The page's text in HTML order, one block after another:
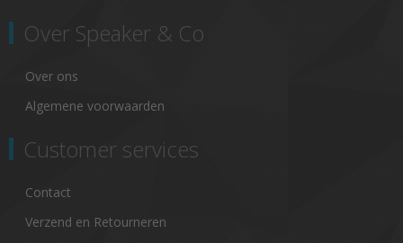
Over Speaker & Co
Over ons
Algemene voorwaarden
Customer services
Contact
Verzend en Retourneren